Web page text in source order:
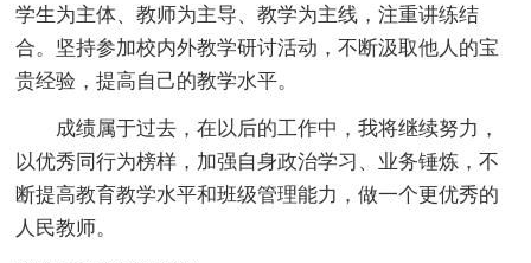
学生为主体、教师为主导、教学为主线，注重讲练结
合。坚持参加校内外教学研讨活动，不断汲取他人的宝
贵经验，提高自己的教学水平。
成绩属于过去，在以后的工作中，我将继续努力，
以优秀同行为榜样，加强自身政治学习、业务锤炼，不
断提高教育教学水平和班级管理能力，做一个更优秀的
人民教师。